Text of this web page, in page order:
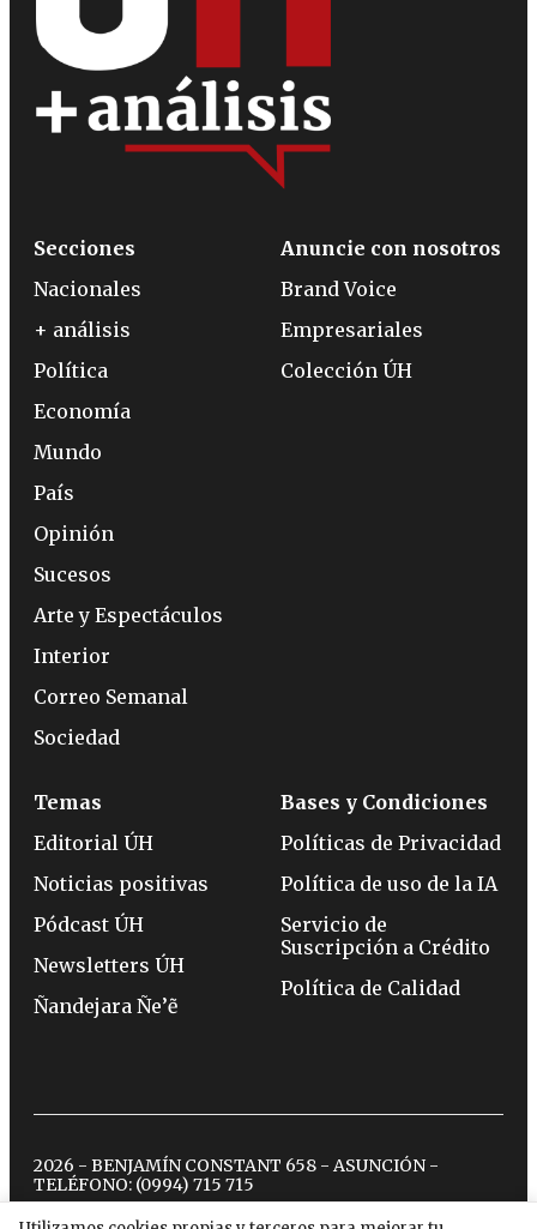
Secciones
Nacionales
+ análisis
Política
Economía
Mundo
País
Opinión
Sucesos
Arte y Espectáculos
Interior
Correo Semanal
Sociedad
Anuncie con nosotros
Brand Voice
Empresariales
Colección ÚH
Temas
Editorial ÚH
Noticias positivas
Pódcast ÚH
Newsletters ÚH
Ñandejara Ñe’ẽ
Bases y Condiciones
Políticas de Privacidad
Política de uso de la IA
Servicio de
Suscripción a Crédito
Política de Calidad
2026 - BENJAMÍN CONSTANT 658 - ASUNCIÓN -
TELÉFONO: (0994) 715 715